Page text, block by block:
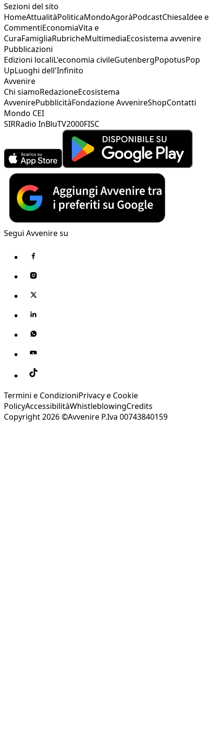
Sezioni del sito
HomeAttualitàPoliticaMondoAgoràPodcastChiesaIdee e
CommentiEconomiaVita e
CuraFamigliaRubricheMultimediaEcosistema avvenire
Pubblicazioni
Edizioni localiL'economia civileGutenbergPopotusPop
UpLuoghi dell'Infinito
Avvenire
Chi siamoRedazioneEcosistema
AvvenirePubblicitàFondazione AvvenireShopContatti
Mondo CEI
SIRRadio InBluTV2000FISC
Segui Avvenire su
Termini e CondizioniPrivacy e Cookie
PolicyAccessibilitàWhistleblowingCredits
Copyright 2026 ©Avvenire P.Iva 00743840159